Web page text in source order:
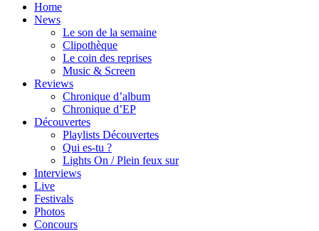
Home
News
Le son de la semaine
Clipothèque
Le coin des reprises
Music & Screen
Reviews
Chronique d’album
Chronique d’EP
Découvertes
Playlists Découvertes
Qui es-tu ?
Lights On / Plein feux sur
Interviews
Live
Festivals
Photos
Concours